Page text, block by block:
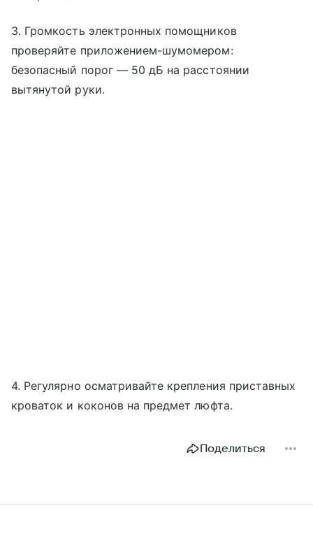
3. Громкость электронных помощников
проверяйте приложением-шумомером:
безопасный порог — 50 дБ на расстоянии
вытянутой руки.
4. Регулярно осматривайте крепления приставных
кроваток и коконов на предмет люфта.
Поделиться